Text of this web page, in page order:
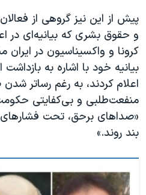
پیش از این نیز گروهی از
و حقوق بشری که بیانیه‌ای در
کرونا و واکسیناسیون در ایران
بیانیه خود با اشاره به
اعلام کردند، به رغم رساتر
منفعت‌طلبی و بی‌کفایتی
«صداهای برحق، تحت فشارهای
بند روند.»